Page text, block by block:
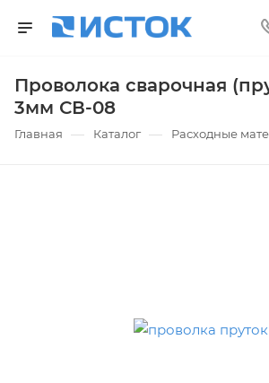
Проволока сварочная
3мм СВ-08
Главная — Каталог — Расходные